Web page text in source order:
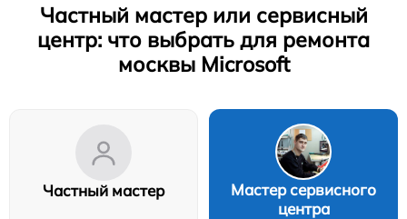
Частный мастер или сервисный
центр: что выбрать для ремонта
москвы Microsoft
Частный мастер
Мастер сервисного
центра